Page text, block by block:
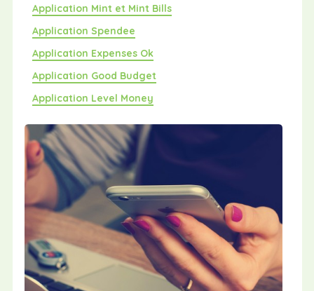
Application Mint et Mint Bills
Application Spendee
Application Expenses Ok
Application Good Budget
Application Level Money